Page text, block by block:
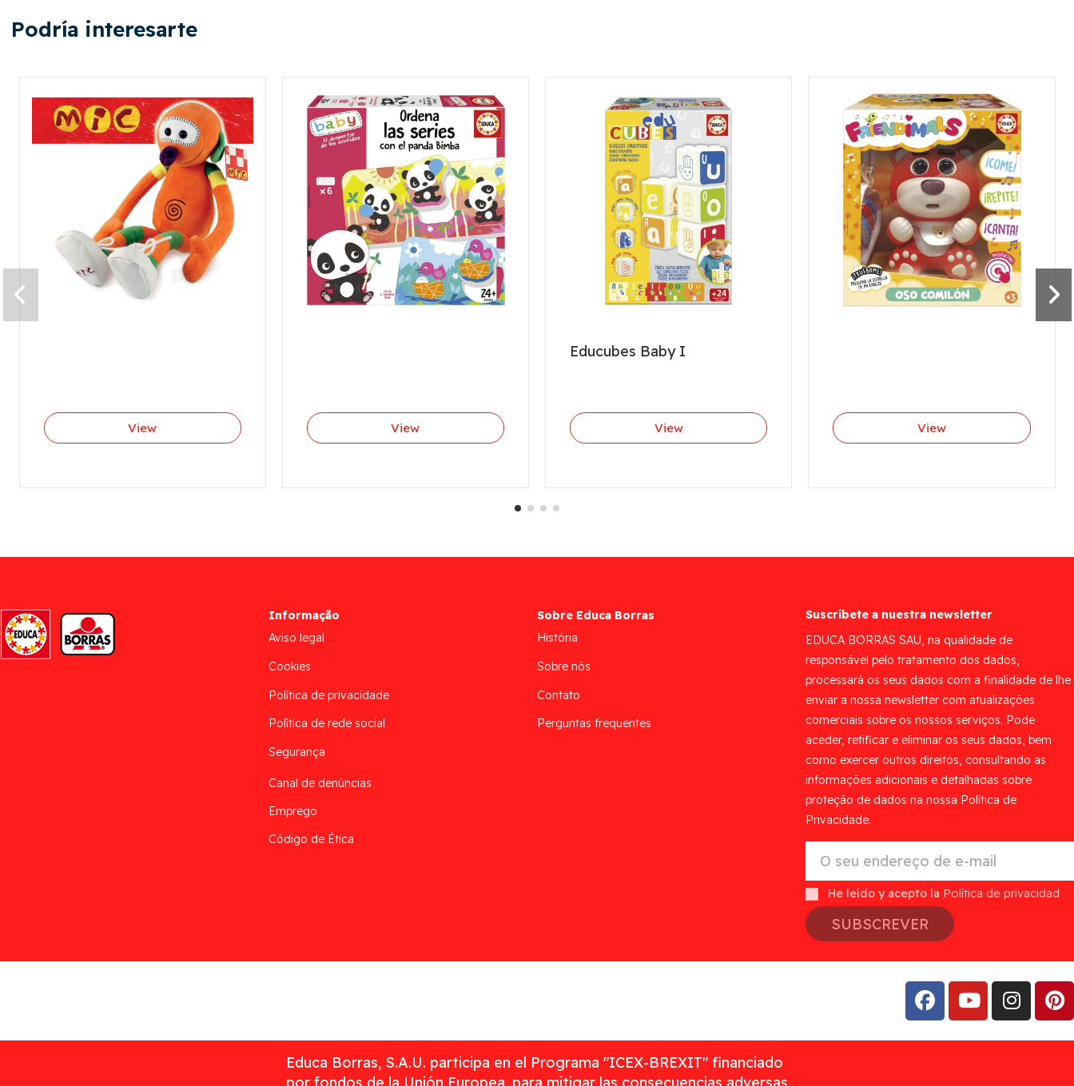
Podría interesarte
View View
Educubes Baby I
View View
Informação
Aviso legal
Cookies
Política de privacidade
Política de rede social
Segurança
Canal de denúncias
Emprego
Código de Ética
Sobre Educa Borras
História
Sobre nós
Contato
Perguntas frequentes
Suscríbete a nuestra newsletter
EDUCA BORRAS SAU, na qualidade de
responsável pelo tratamento dos dados,
processará os seus dados com a finalidade de lhe
enviar a nossa newsletter com atualizações
comerciais sobre os nossos serviços. Pode
aceder, retificar e eliminar os seus dados, bem
como exercer outros direitos, consultando as
informações adicionais e detalhadas sobre
proteção de dados na nossa Política de
Privacidade.
He leído y acepto la Política de privacidad
SUBSCREVER
Educa Borras, S.A.U. participa en el Programa "ICEX-BREXIT" financiado